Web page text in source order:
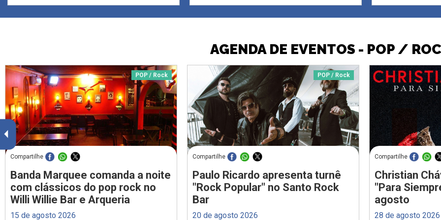
AGENDA DE EVENTOS - POP /
POP / Rock
Compartilhe
Banda Marquee comanda a noite
com clássicos do pop rock no
Willi Willie Bar e Arqueria
15 de agosto 2026
POP / Rock
Compartilhe
Paulo Ricardo apresenta turnê
"Rock Popular" no Santo Rock
Bar
20 de agosto 2026
Compartilhe
Christian
"Para
agosto
28 de agosto 2026